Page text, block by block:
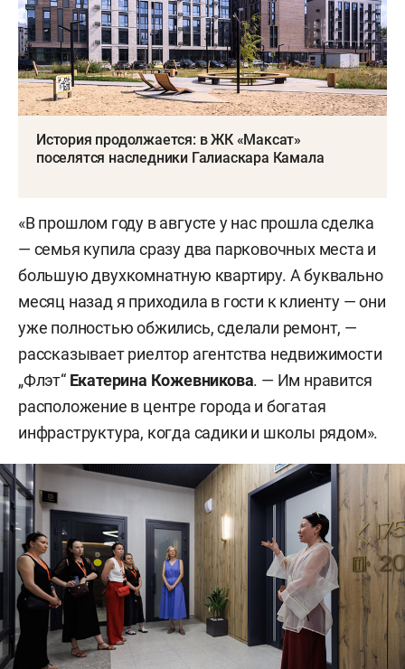
История продолжается: в ЖК «Максат»
поселятся наследники Галиаскара Камала
«В прошлом году в августе у нас прошла сделка
— семья купила сразу два парковочных места и
большую двухкомнатную квартиру. А буквально
месяц назад я приходила в гости к клиенту — они
уже полностью обжились, сделали ремонт, —
рассказывает риелтор агентства недвижимости
„Флэт“ Екатерина Кожевникова. — Им нравится
расположение в центре города и богатая
инфраструктура, когда садики и школы рядом».